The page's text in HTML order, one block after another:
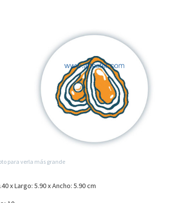
para verla más grande
x Largo: 5.90 x Ancho: 5.90 cm